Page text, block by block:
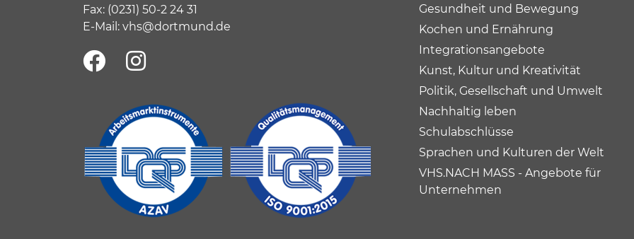
Fax: (0231) 50-2 24 31
E-Mail: vhs@dortmund.de
Gesundheit und Bewegung
Kochen und Ernährung
Integrationsangebote
Kunst, Kultur und Kreativität
Politik, Gesellschaft und Umwelt
Nachhaltig leben
Schulabschlüsse
Sprachen und Kulturen der Welt
VHS.NACH MASS - Angebote für
Unternehmen